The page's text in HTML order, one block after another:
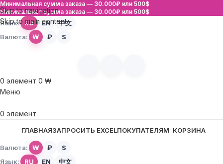
Skip to navigation
Skip to main content
Минимальная сумма заказа — 30.000₽ или 500$
Минимальная сумма заказа — 30.000₽ или 500$
Язык: RU EN
中文
Валюта:
₩ ₽ $
0 элемент 0 ₩
Меню
0 элемент
ГЛАВНАЯЗАПРОСИТЬ EXCELПОКУПАТЕЛЯМ КОРЗИНА
Валюта: ₩ ₽
$
Язык:
RU EN 中文